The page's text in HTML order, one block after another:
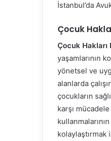
İstanbul’da
Çocuk
Çocuk Hakları
yaşamlarının
yönetsel ve
alanlarda
çocukların
karşı
kolaylaştırmak